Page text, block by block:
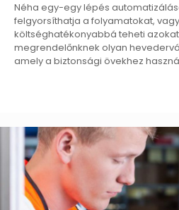
Néha egy-egy lépés
felgyorsíthatja a folyamatokat,
költséghatékonyabbá teheti
megrendelőnknek olyan
amely a biztonsági övekhez